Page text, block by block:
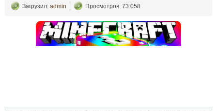
Загрузил: admin Просмотров: 73 058